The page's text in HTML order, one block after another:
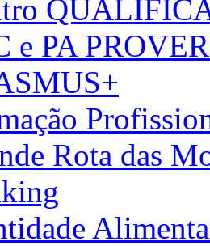
e PA
Rota das